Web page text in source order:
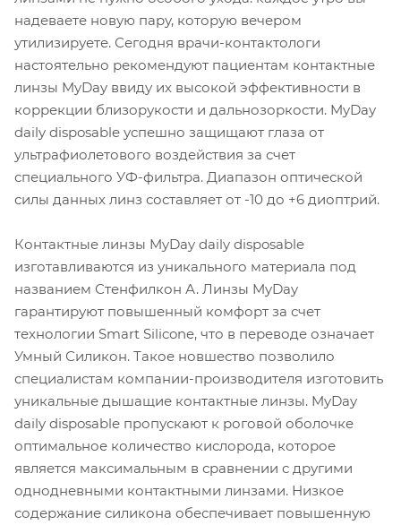
надеваете новую пару, которую вечером
утилизируете. Сегодня врачи-контактологи
настоятельно рекомендуют пациентам контактные
линзы MyDay ввиду их высокой эффективности в
коррекции близорукости и дальнозоркости. MyDay
daily disposable успешно защищают глаза от
ультрафиолетового воздействия за счет
специального УФ-фильтра. Диапазон оптической
силы данных линз составляет от -10 до +6 диоптрий.
Контактные линзы MyDay daily disposable
изготавливаются из уникального материала под
названием Стенфилкон А. Линзы MyDay
гарантируют повышенный комфорт за счет
технологии Smart Silicone, что в переводе означает
Умный Силикон. Такое новшество позволило
специалистам компании-производителя изготовить
уникальные дышащие контактные линзы. MyDay
daily disposable пропускают к роговой оболочке
оптимальное количество кислорода, которое
является максимальным в сравнении с другими
однодневными контактными линзами. Низкое
содержание силикона обеспечивает повышенную